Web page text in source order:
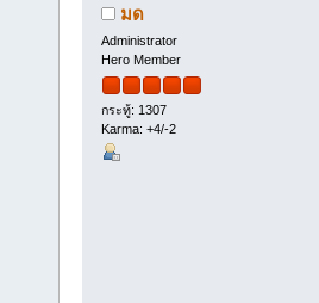
มด
Administrator
Hero Member
กระทู้: 1307
Karma: +4/-2